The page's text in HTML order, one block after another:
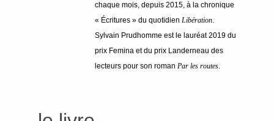
chaque mois, depuis 2015, à la chronique
« Écritures » du quotidien Libération.
Sylvain Prudhomme est le lauréat 2019 du
prix Femina et du prix Landerneau des
lecteurs pour son roman Par les routes.